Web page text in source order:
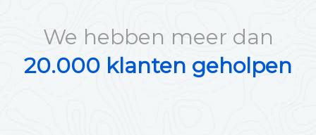
We hebben meer dan
20.000 klanten geholpen